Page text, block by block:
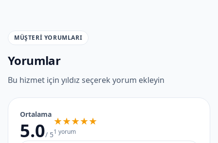
MÜŞTERI YORUMLARI
Yorumlar
Bu hizmet için yıldız seçerek yorum ekleyin
Ortalama
5.0/ 5
★★★★★
1 yorum